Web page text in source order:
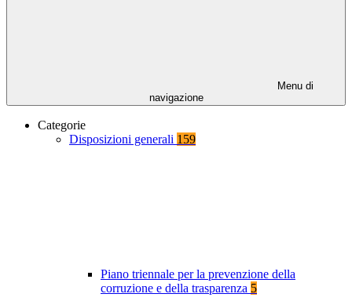
Menu di
navigazione
Categorie
Disposizioni generali 159
Piano triennale per la prevenzione della
corruzione e della trasparenza 5